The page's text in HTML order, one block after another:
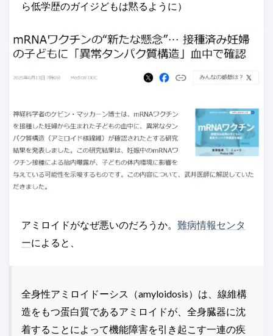
ら低学歴のガイジどもは黙るように）
アミロイドがなぜ悪いのだろうか。 難病情報センタ
ーによると、
全身性アミロイドーシス（amyloidosis）は、線維構
造をもつ蛋白質であるアミロイドが、全身臓器に沈
着することによって機能障害を引き起こす一連の疾